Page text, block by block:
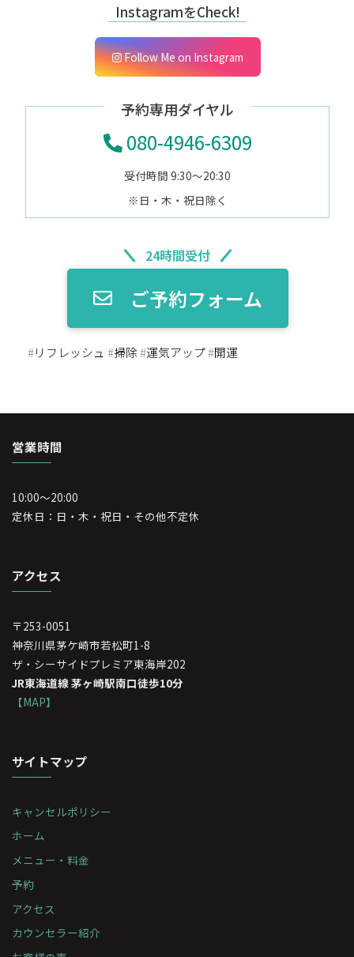
InstagramをCheck!
Follow Me on Instagram
予約専用ダイヤル
080-4946-6309
受付時間 9:30～20:30
※日・木・祝日除く
24時間受付
ご予約フォーム
#リフレッシュ #掃除#運気アップ#開運
営業時間
10:00～20:00
定休日：日・木・祝日・その他不定休
アクセス
〒253-0051
神奈川県茅ケ崎市若松町1-8
ザ・シーサイドプレミア東海岸202
JR東海道線 茅ヶ崎駅南口徒歩10分
【MAP】
サイトマップ
キャンセルポリシー
ホーム
メニュー・料金
予約
アクセス
カウンセラー紹介